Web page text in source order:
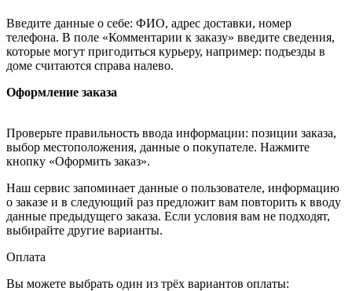
Введите данные о себе: ФИО, адрес доставки, номер
телефона. В поле «Комментарии к заказу» введите сведения,
которые могут пригодиться курьеру, например: подъезды в
доме считаются справа налево.
Оформление заказа
Проверьте правильность ввода информации: позиции заказа,
выбор местоположения, данные о покупателе. Нажмите
кнопку «Оформить заказ».
Наш сервис запоминает данные о пользователе, информацию
о заказе и в следующий раз предложит вам повторить к вводу
данные предыдущего заказа. Если условия вам не подходят,
выбирайте другие варианты.
Оплата
Вы можете выбрать один из трёх вариантов оплаты: